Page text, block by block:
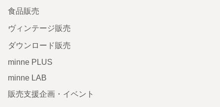
食品販売
ヴィンテージ販売
ダウンロード販売
minne PLUS
minne LAB
販売支援企画・イベント